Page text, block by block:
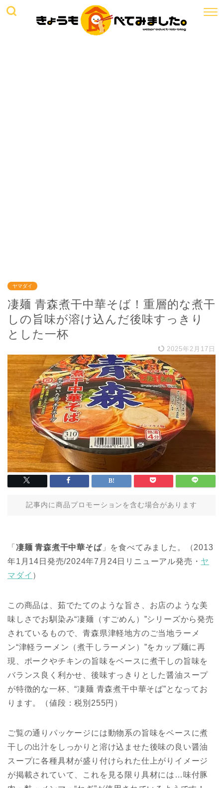
ヤマダイ
凄麺 青森煮干中華そば！重層的な煮干
しの旨味が溶け込んだ後味すっきり
とした一杯
2025年2月17日
記事内に商品プロモーションを含む場合があります
「 凄麺 青森煮干中華そば」を食べてみました。（2013
年1月14日発売/2024年7月24日リニューアル発売・ ヤ
マダイ ）
この商品は、茹でたてのような旨さ、お店のような美
味しさでお馴染み“凄麺（すごめん）”シリーズから発売
されているもので、青森県津軽地方のご当地ラーメ
ン“津軽ラーメン（煮干しラーメン）”をカップ麺に再
現、ポークやチキンの旨味をベースに煮干しの旨味を
バランス良く利かせ、後味すっきりとした醤油スープ
が特徴的な一杯、“凄麺 青森煮干中華そば”となってお
ります。（値段：税別255円）
ご覧の通りパッケージには動物系の旨味をベースに煮
干しの出汁をしっかりと溶け込ませた後味の良い醤油
スープに各種具材が盛り付けられた仕上がりイメージ
が掲載されていて、これを見る限り具材には…味付豚